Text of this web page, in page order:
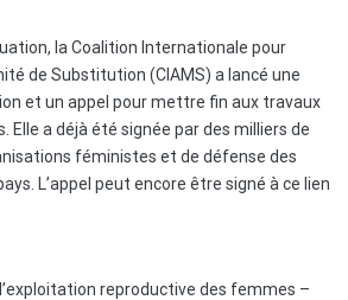
la Coalition Internationale pour
de Substitution (CIAMS) a lancé une
et un appel pour mettre fin aux travaux
Elle a déjà été signée par des milliers de
féministes et de défense des
L’appel peut encore être signé à ce lien
reproductive des femmes –